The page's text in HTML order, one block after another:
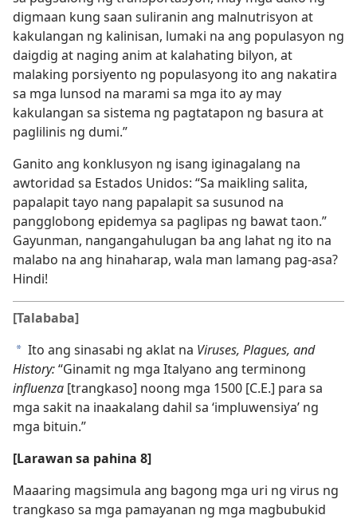
digmaan kung saan suliranin ang malnutrisyon at
kakulangan ng kalinisan, lumaki na ang populasyon ng
daigdig at naging anim at kalahating bilyon, at
malaking porsiyento ng populasyong ito ang nakatira
sa mga lunsod na marami sa mga ito ay may
kakulangan sa sistema ng pagtatapon ng basura at
paglilinis ng dumi.”
Ganito ang konklusyon ng isang iginagalang na
awtoridad sa Estados Unidos: “Sa maikling salita,
papalapit tayo nang papalapit sa susunod na
pangglobong epidemya sa paglipas ng bawat taon.”
Gayunman, nangangahulugan ba ang lahat ng ito na
malabo na ang hinaharap, wala man lamang pag-asa?
Hindi!
[Talababa]
a Ito ang sinasabi ng aklat na Viruses, Plagues, and
History:“Ginamit ng mga Italyano ang terminong
influenza [trangkaso] noong mga 1500 [C.E.] para sa
mga sakit na inaakalang dahil sa ‘impluwensiya’ ng
mga bituin.”
[Larawan sa pahina 8]
Maaaring magsimula ang bagong mga uri ng virus ng
trangkaso sa mga pamayanan ng mga magbubukid